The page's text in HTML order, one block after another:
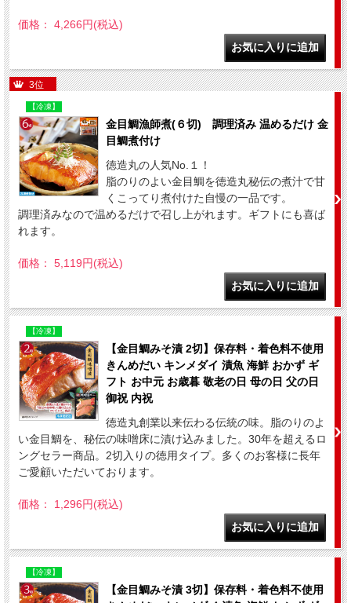
価格： 4,266円(税込)
3位
【冷凍】
金目鯛漁師煮(６切) 調理済み 温めるだけ 金
目鯛煮付け
徳造丸の人気No.１！
脂のりのよい金目鯛を徳造丸秘伝の煮汁で甘
くこってり煮付けた自慢の一品です。
調理済みなので温めるだけで召し上がれます。ギフトにも喜ば
れます。
価格： 5,119円(税込)
【冷凍】
【金目鯛みそ漬 2切】保存料・着色料不使用
きんめだい キンメダイ 漬魚 海鮮 おかず ギ
フト お中元 お歳暮 敬老の日 母の日 父の日
御祝 内祝
徳造丸創業以来伝わる伝統の味。脂のりのよ
い金目鯛を、秘伝の味噌床に漬け込みました。30年を超えるロ
ングセラー商品。2切入りの徳用タイプ。多くのお客様に長年
ご愛顧いただいております。
価格： 1,296円(税込)
【冷凍】
【金目鯛みそ漬 3切】保存料・着色料不使用